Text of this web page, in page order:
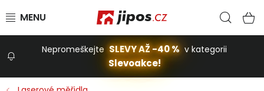
Nepromeškejte SLEVY AŽ -40 % v kategorii
Slevoakce!